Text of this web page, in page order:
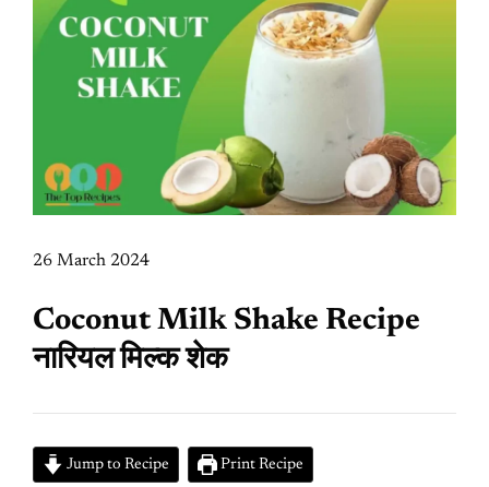
26 March 2024
Coconut Milk Shake Recipe
नारियल मिल्क शेक
Jump to Recipe Print Recipe